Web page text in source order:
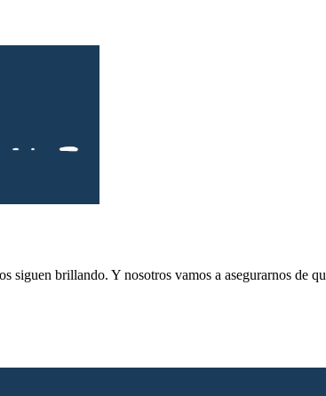
siguen brillando. Y nosotros vamos a asegurarnos de